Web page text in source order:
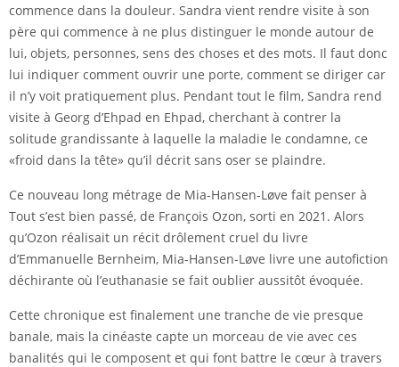
commence dans la douleur. Sandra vient rendre visite à son
père qui commence à ne plus distinguer le monde autour de
lui, objets, personnes, sens des choses et des mots. Il faut donc
lui indiquer comment ouvrir une porte, comment se diriger car
il n’y voit pratiquement plus. Pendant tout le film, Sandra rend
visite à Georg d’Ehpad en Ehpad, cherchant à contrer la
solitude grandissante à laquelle la maladie le condamne, ce
«froid dans la tête» qu’il décrit sans oser se plaindre.
Ce nouveau long métrage de Mia-Hansen-Løve fait penser à
Tout s’est bien passé, de François Ozon, sorti en 2021. Alors
qu’Ozon réalisait un récit drôlement cruel du livre
d’Emmanuelle Bernheim, Mia-Hansen-Løve livre une autofiction
déchirante où l’euthanasie se fait oublier aussitôt évoquée.
Cette chronique est finalement une tranche de vie presque
banale, mais la cinéaste capte un morceau de vie avec ces
banalités qui le composent et qui font battre le cœur à travers